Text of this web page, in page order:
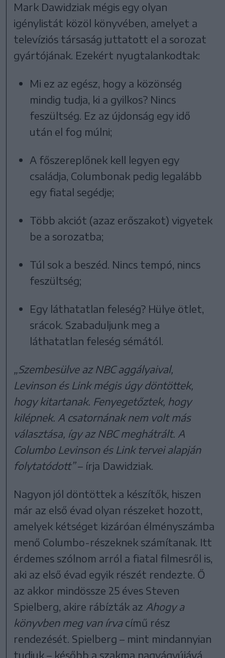
Mark Dawidziak mégis egy olyan
igénylistát közöl könyvében, amelyet a
televíziós társaság juttatott el a sorozat
gyártójának. Ezekért nyugtalankodtak:
Mi ez az egész, hogy a közönség
mindig tudja, ki a gyilkos? Nincs
feszültség. Ez az újdonság egy idő
után el fog múlni;
A főszereplőnek kell legyen egy
családja, Columbonak pedig legalább
egy fiatal segédje;
Több akciót (azaz erőszakot) vigyetek
be a sorozatba;
Túl sok a beszéd. Nincs tempó, nincs
feszültség;
Egy láthatatlan feleség? Hülye ötlet,
srácok. Szabaduljunk meg a
láthatatlan feleség sémától.
„Szembesülve az NBC aggályaival,
Levinson és Link mégis úgy döntöttek,
hogy kitartanak. Fenyegetőztek, hogy
kilépnek. A csatornának nem volt más
választása, így az NBC meghátrált. A
Columbo Levinson és Link tervei alapján
folytatódott”– írja Dawidziak.
Nagyon jól döntöttek a készítők, hiszen
már az első évad olyan részeket hozott,
amelyek kétséget kizáróan élményszámba
menő Columbo-részeknek számítanak. Itt
érdemes szólnom arról a fiatal filmesről is,
aki az első évad egyik részét rendezte. Ő
az akkor mindössze 25 éves Steven
Spielberg, akire rábízták az Ahogy a
könyvben meg van írvacímű rész
rendezését. Spielberg – mint mindannyian
tudjuk – később a szakma nagyágyújává